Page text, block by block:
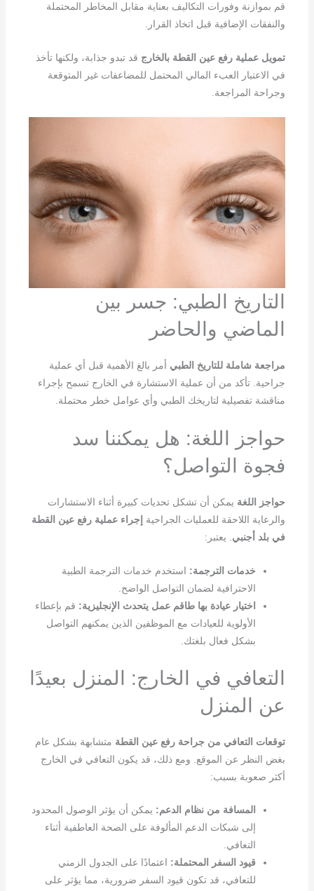
قم بموازنة وفورات التكاليف بعناية مقابل المخاطر المحتملة
والنفقات الإضافية قبل اتخاذ القرار.
تمويل عملية رفع عين القطة بالخارج قد تبدو جذابة، ولكنها تأخذ
في الاعتبار العبء المالي المحتمل للمضاعفات غير المتوقعة
وجراحة المراجعة.
التاريخ الطبي: جسر بين
الماضي والحاضر
مراجعة شاملة للتاريخ الطبي أمر بالغ الأهمية قبل أي عملية
جراحية. تأكد من أن عملية الاستشارة في الخارج تسمح بإجراء
مناقشة تفصيلية لتاريخك الطبي وأي عوامل خطر محتملة.
حواجز اللغة: هل يمكننا سد
فجوة التواصل؟
حواجز اللغة يمكن أن تشكل تحديات كبيرة أثناء الاستشارات
والرعاية اللاحقة للعمليات الجراحية
إجراء عملية رفع عين القطة
في بلد أجنبي. يعتبر:
خدمات الترجمة: استخدم خدمات الترجمة الطبية
الاحترافية لضمان التواصل الواضح.
اختيار عيادة بها طاقم عمل يتحدث الإنجليزية: قم بإعطاء
الأولوية للعيادات مع الموظفين الذين يمكنهم التواصل
بشكل فعال بلغتك.
التعافي في الخارج: المنزل بعيدًا
عن المنزل
توقعات التعافي من جراحة رفع عين القطة متشابهة بشكل عام
بغض النظر عن الموقع. ومع ذلك، قد يكون التعافي في الخارج
أكثر صعوبة بسبب:
المسافة من نظام الدعم: يمكن أن يؤثر الوصول المحدود
إلى شبكات الدعم المألوفة على الصحة العاطفية أثناء
التعافي.
قيود السفر المحتملة: اعتمادًا على الجدول الزمني
للتعافي، قد تكون قيود السفر ضرورية، مما يؤثر على